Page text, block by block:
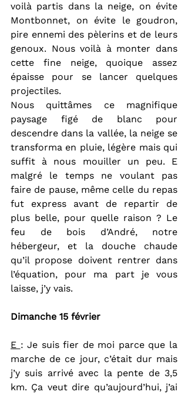
voilà partis dans la neige, on évite
Montbonnet, on évite le goudron,
pire ennemi des pèlerins et de leurs
genoux. Nous voilà à monter dans
cette fine neige, quoique assez
épaisse pour se lancer quelques
projectiles.
Nous quittâmes ce magnifique
paysage figé de blanc pour
descendre dans la vallée, la neige se
transforma en pluie, légère mais qui
suffit à nous mouiller un peu. E
malgré le temps ne voulant pas
faire de pause, même celle du repas
fut express avant de repartir de
plus belle, pour quelle raison ? Le
feu de bois d’André, notre
hébergeur, et la douche chaude
qu’il propose doivent rentrer dans
l’équation, pour ma part je vous
laisse, j’y vais.
Dimanche 15 février
E : Je suis fier de moi parce que la
marche de ce jour, c’était dur mais
j’y suis arrivé avec la pente de 3,5
km. Ça veut dire qu’aujourd’hui, j’ai